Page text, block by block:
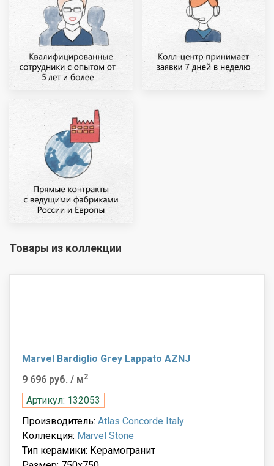
Товары из коллекции
Marvel Bardiglio Grey Lappato AZNJ
9 696 руб. / м2
Артикул: 132053
Производитель: Atlas Concorde Italy
Коллекция: Marvel Stone
Тип керамики: Керамогранит